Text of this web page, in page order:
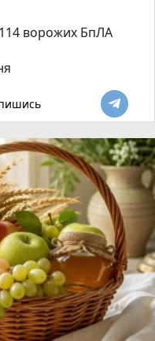
ворожих БпЛА